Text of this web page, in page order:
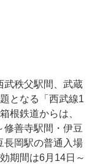
秩父駅間、武蔵
となる「西武線1
根鉄道からは、
修善寺駅間・伊豆
長岡駅の普通入場
期間は6月14日～